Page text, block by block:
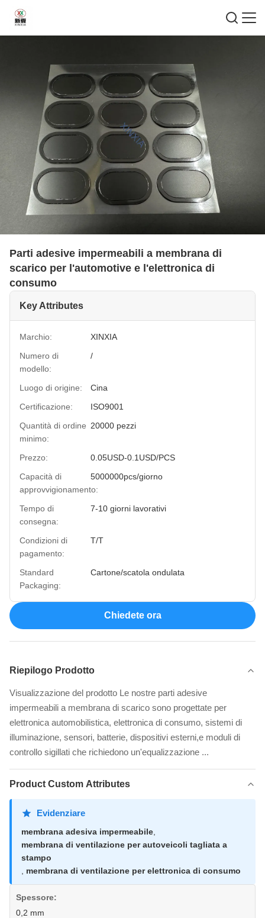
Parti adesive impermeabili a membrana di
scarico per l'automotive e l'elettronica di
consumo
Key Attributes
Marchio:
XINXIA
Numero di
modello:
/
Luogo di origine:
Cina
Certificazione:
ISO9001
Quantità di ordine
minimo:
20000 pezzi
Prezzo:
0.05USD-0.1USD/PCS
Capacità di
approvvigionamento:
5000000pcs/giorno
Tempo di
consegna:
7-10 giorni lavorativi
Condizioni di
pagamento:
T/T
Standard
Packaging:
Cartone/scatola ondulata
Chiedete ora
Riepilogo Prodotto
Visualizzazione del prodotto Le nostre parti adesive
impermeabili a membrana di scarico sono progettate per
elettronica automobilistica, elettronica di consumo, sistemi di
illuminazione, sensori, batterie, dispositivi esterni,e moduli di
controllo sigillati che richiedono un'equalizzazione ...
Product Custom Attributes
Evidenziare
membrana adesiva impermeabile
membrana di ventilazione per autoveicoli tagliata a
stampo
membrana di ventilazione per elettronica di consumo
Spessore:
0,2 mm